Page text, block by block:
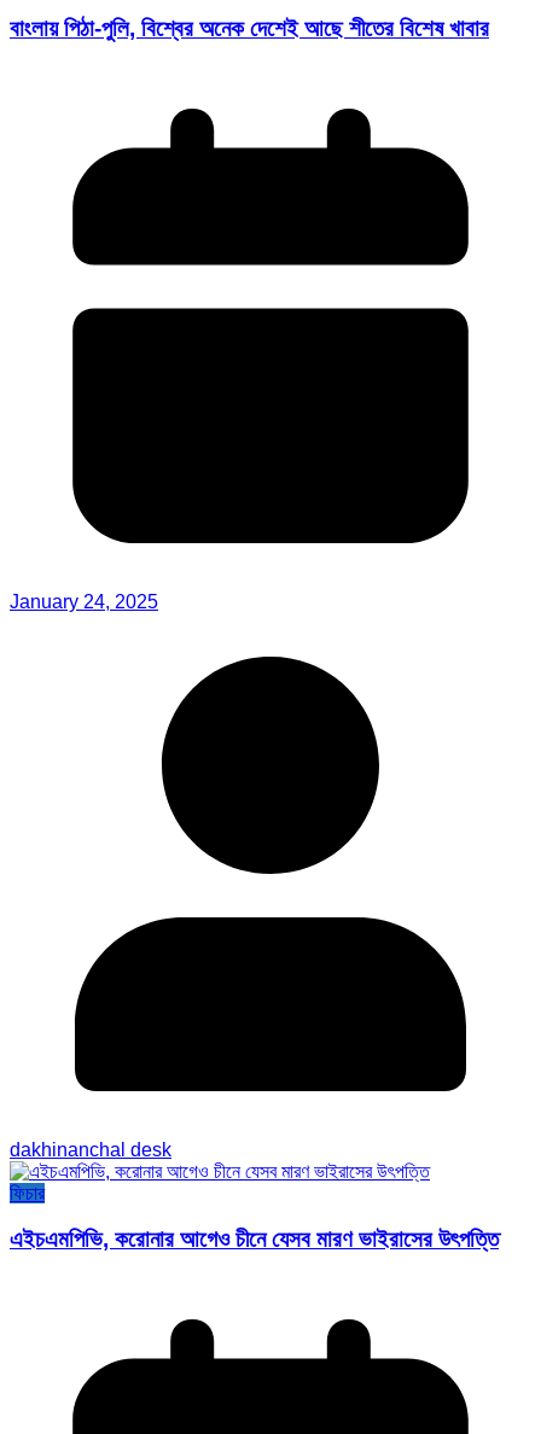
বাংলায় পিঠা-পুলি, বিশ্বের অনেক দেশেই আছে শীতের বিশেষ খাবার
January 24, 2025
dakhinanchal desk
ফিচার
এইচএমপিভি, করোনার আগেও চীনে যেসব মারণ ভাইরাসের উৎপত্তি